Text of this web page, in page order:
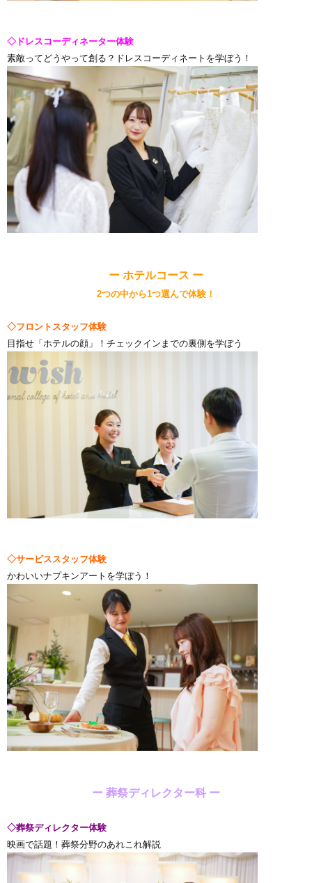
◇ドレスコーディネーター体験
素敵ってどうやって創る？ドレスコーディネートを学ぼう！
ー ホテルコース ー
2つの中から1つ選んで体験！
◇フロントスタッフ体験
目指せ「ホテルの顔」！チェックインまでの裏側を学ぼう
◇サービススタッフ体験
かわいいナプキンアートを学ぼう！
ー 葬祭ディレクター科 ー
◇葬祭ディレクター体験
映画で話題！葬祭分野のあれこれ解説